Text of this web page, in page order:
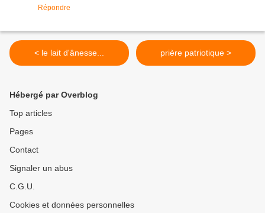
Répondre
< le lait d'ânesse... prière patriotique >
Hébergé par Overblog
Top articles
Pages
Contact
Signaler un abus
C.G.U.
Cookies et données personnelles